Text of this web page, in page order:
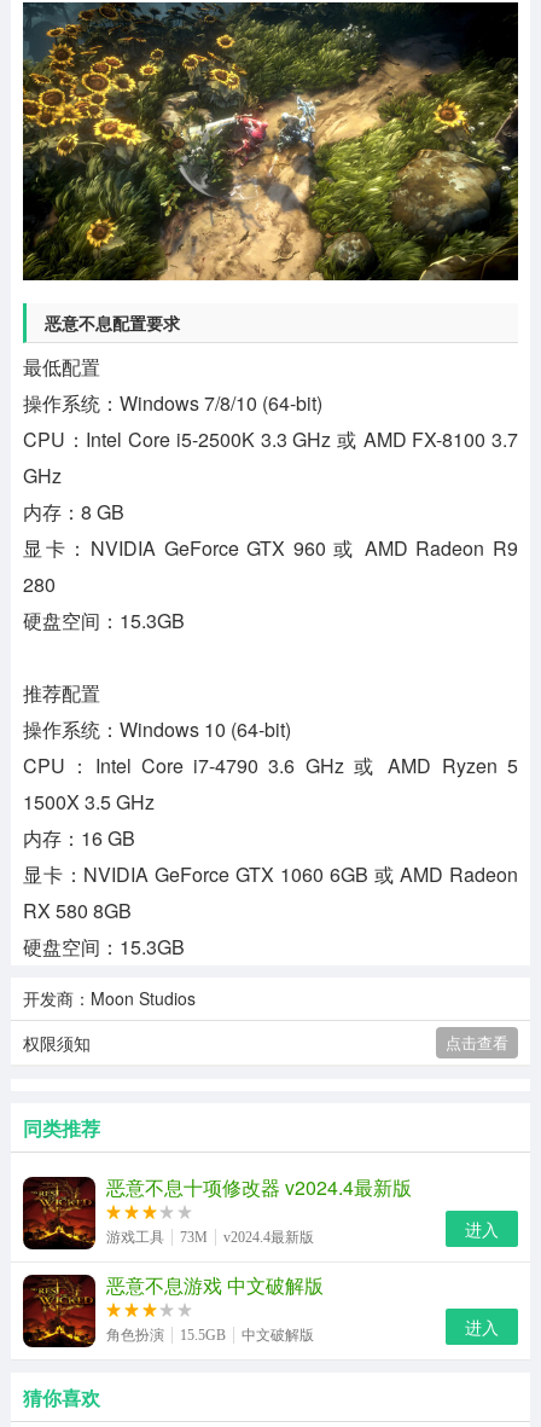
恶意不息配置要求
最低配置
操作系统：Windows 7/8/10 (64-bit)
CPU：Intel Core i5-2500K 3.3 GHz 或 AMD FX-8100 3.7
GHz
内存：8 GB
显卡：NVIDIA GeForce GTX 960 或 AMD Radeon R9
280
硬盘空间：15.3GB
推荐配置
操作系统：Windows 10 (64-bit)
CPU：Intel Core i7-4790 3.6 GHz 或 AMD Ryzen 5
1500X 3.5 GHz
内存：16 GB
显卡：NVIDIA GeForce GTX 1060 6GB 或 AMD Radeon
RX 580 8GB
硬盘空间：15.3GB
开发商：Moon Studios
权限须知
点击查看
同类推荐
恶意不息十项修改器 v2024.4最新版
游戏工具 73M v2024.4最新版 进入
恶意不息游戏 中文破解版
角色扮演 15.5GB 中文破解版 进入
猜你喜欢